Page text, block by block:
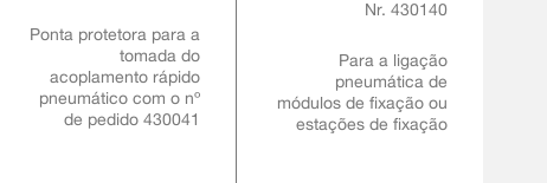
Ponta protetora para a
tomada do
acoplamento rápido
pneumático com o nº
de pedido 430041
Nr. 430140
Para a ligação
pneumática de
módulos de fixação ou
estações de fixação